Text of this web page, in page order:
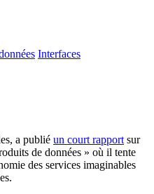
Interfaces
a publié un court rapport sur
de données » où il tente
des services imaginables